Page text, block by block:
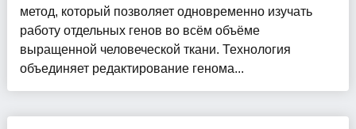
метод, который позволяет одновременно изучать
работу отдельных генов во всём объёме
выращенной человеческой ткани. Технология
объединяет редактирование генома...